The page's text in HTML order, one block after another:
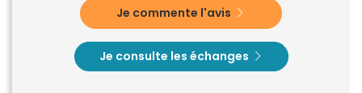
Je commente l'avis
Je consulte les échanges